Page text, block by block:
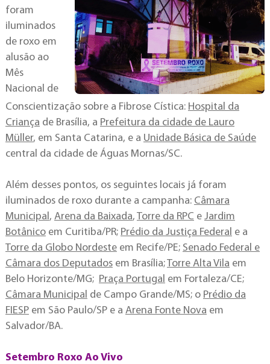
foram
iluminados
de roxo em
alusão ao
Mês
Nacional de
Conscientização sobre a Fibrose Cística: Hospital da
Criança de Brasília, a Prefeitura da cidade de Lauro
Müller, em Santa Catarina, e a Unidade Básica de Saúde
central da cidade de Águas Mornas/SC.
Além desses pontos, os seguintes locais já foram
iluminados de roxo durante a campanha: Câmara
Municipal, Arena da Baixada, Torre da RPC e Jardim
Botânicoem Curitiba/PR; Prédio da Justiça Federal e a
Torre da Globo Nordesteem Recife/PE; Senado Federal e
Câmara dos Deputadosem Brasília;Torre Alta Vila em
Belo Horizonte/MG; Praça Portugal em Fortaleza/CE;
Câmara Municipal de Campo Grande/MS; o Prédio da
FIESPem São Paulo/SP e a Arena Fonte Nova em
Salvador/BA.
Setembro Roxo Ao Vivo